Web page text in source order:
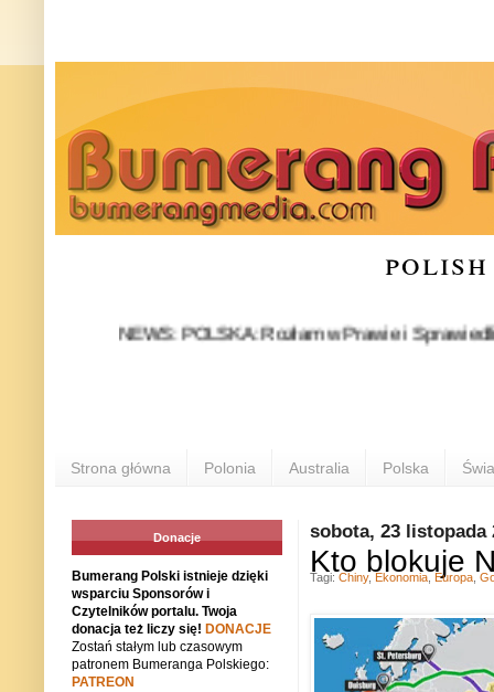
NEWS: POLSKA: Rozłam w Prawie i
Strona główna Polonia Australia Polska
sobota, 23 listopada
Kto blokuje
Tagi: Chiny, Ekonomia Europa
Donacje
Bumerang Polski istnieje dzięki
wsparciu Sponsorów i
Czytelników portalu. Twoja
donacja też liczy się! DONACJE
Zostań stałym lub czasowym
patronem Bumeranga Polskiego:
PATREON